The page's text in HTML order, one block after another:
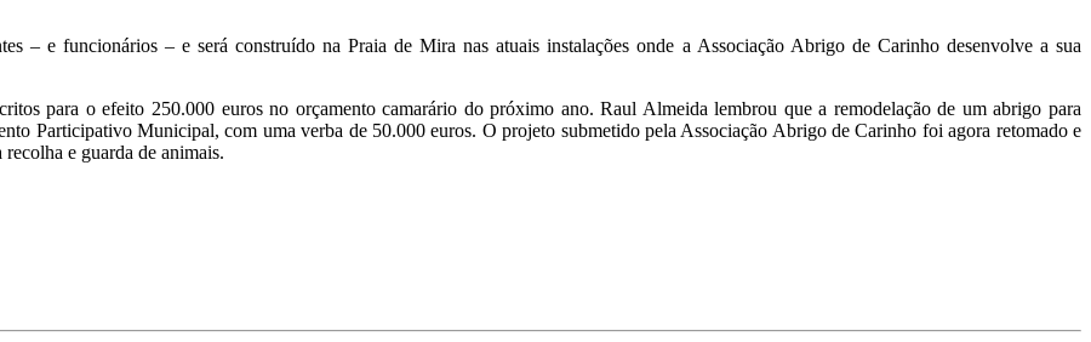
– e funcionários – e será construído na Praia de Mira nas atuais instalações onde a Associação Abrigo de Carinho desenvolve a sua
para o efeito 250.000 euros no orçamento camarário do próximo ano. Raul Almeida lembrou que a remodelação de um abrigo para
Participativo Municipal, com uma verba de 50.000 euros. O projeto submetido pela Associação Abrigo de Carinho foi agora retomado e
e guarda de animais.